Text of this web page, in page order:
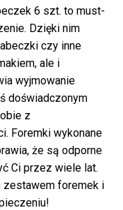
6 szt. to must-
Dzięki nim
czy inne
ale i
wyjmowanie
doświadczonym
z
Foremki wykonane
że są odporne
Ci przez wiele lat.
zestawem foremek i